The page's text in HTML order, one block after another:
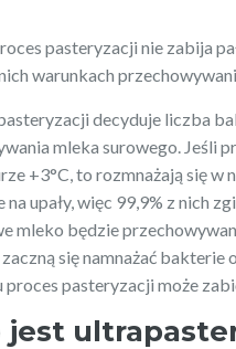
pasteryzacji nie zabija
warunkach
decyduje liczba
mleka surowego. Jeśli
+3°C, to rozmnażają się
na upały, więc 99,9% z nich
mleko będzie
się namnażać
proces pasteryzacji może
jest